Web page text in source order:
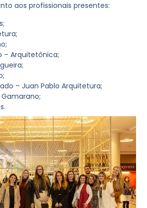
aos profissionais presentes:
– Arquitetônica;
– Juan Pablo Arquitetura;